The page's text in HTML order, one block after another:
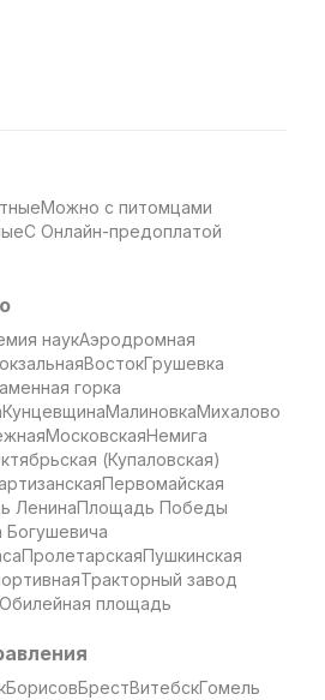
Можно с питомцами
С Онлайн-предоплатой
наукАэродромная
ВостокГрушевка
горка
КунцевщинаМалиновкаМихалово
МосковскаяНемига
(Купаловская)
Первомайская
ЛенинаПлощадь Победы
ПролетарскаяПушкинская
Тракторный завод
площадь
БорисовБрестВитебскГомель